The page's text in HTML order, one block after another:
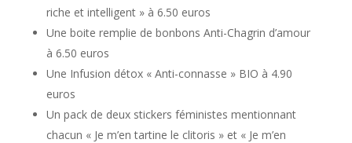
riche et intelligent » à 6.50 euros
Une boite remplie de bonbons Anti-Chagrin d’amour
à 6.50 euros
Une Infusion détox « Anti-connasse » BIO à 4.90
euros
Un pack de deux stickers féministes mentionnant
chacun « Je m’en tartine le clitoris » et « Je m’en